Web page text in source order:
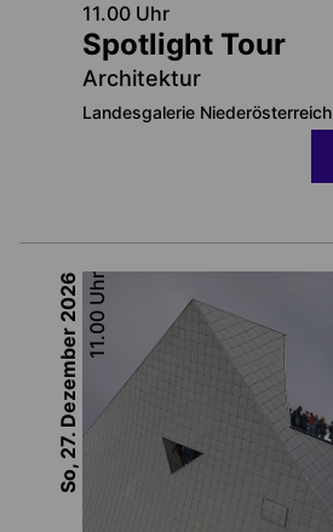
11.00 Uhr
Spotlight Tour
Architektur
Landesgalerie Niederösterreich
So, 27. Dezember
2026
11.00
Uhr